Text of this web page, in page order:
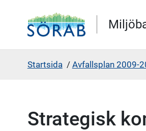
Startsida / Avfallsplan 2009-
Strategisk